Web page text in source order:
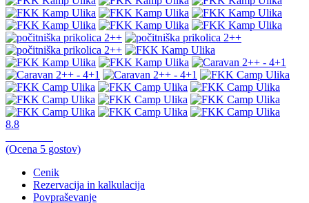
8.8
(Ocena 5 gostov)
Cenik
Rezervacija in kalkulacija
Povpraševanje